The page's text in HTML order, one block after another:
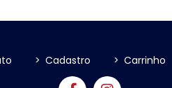
> Cadastro > Carrinho